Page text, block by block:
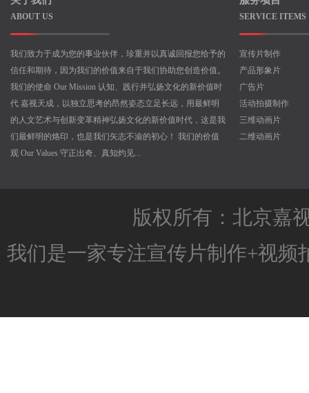
ABOUT US
我们致力于成为您的事业伙伴，珍重并以真诚回报您给予的
信任和期待，因为我们的价值来自于我们协助您创造价值。
我们的使命 Our Mission 认知、践行并弘扬文化的新价值时
代 嘉视天成，以独立思考的昂然姿态立足长远，用最鲜明
的人文艺术与创新变革精神弘扬文化的新价值时代，这是我
们最鲜明的烙印，也是我们矢志不渝的初心！ 我们的价值
观 Our Values 守正出奇、真知灼见...
SERVICE ITEMS
宣传片制作
产品形象片
广告片
活动拍摄制作
三维动画片
二维动画片
版权所有：北京嘉
我们是一家专注宣传片制作+视频